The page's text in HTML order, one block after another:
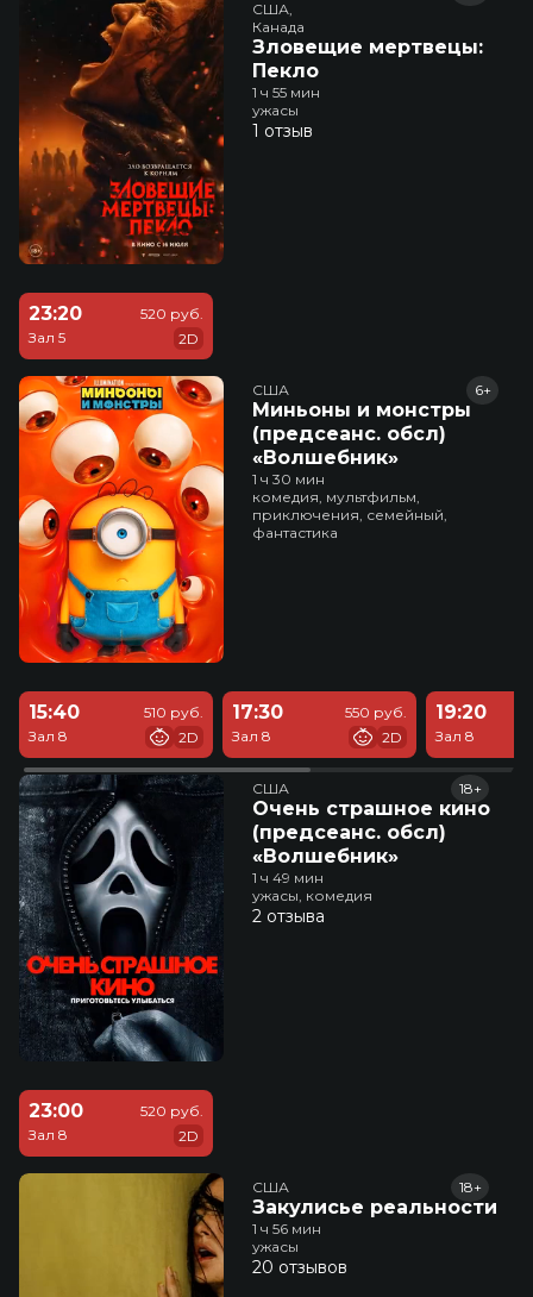
США,
Канада
Зловещие мертвецы:
Пекло
1 ч 55 мин
ужасы
1 отзыв
23:20
Зал 5
520 руб.
2D
США
Миньоны и монстры
(предсеанс. обсл)
«Волшебник»
6+
1 ч 30 мин
комедия, мультфильм,
приключения, семейный,
фантастика
15:40
Зал 8
510 руб.
2D
17:30
Зал 8
550 руб.
2D
19:20
Зал 8
США
Очень страшное кино
(предсеанс. обсл)
«Волшебник»
18+
1 ч 49 мин
ужасы, комедия
2 отзыва
23:00
Зал 8
520 руб.
2D
США
Закулисье реальности
18+
1 ч 56 мин
ужасы
20 отзывов